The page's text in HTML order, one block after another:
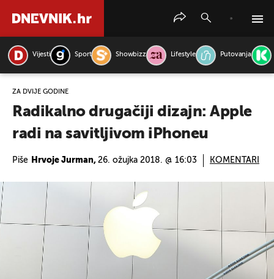
Vijesti Sport Showbizz Lifestyle Putovanja
ZA DVIJE GODINE
Radikalno drugačiji dizajn: Apple
radi na savitljivom iPhoneu
Piše Hrvoje Jurman, 26. ožujka 2018. @ 16:03 KOMENTARI
PRETRAŽITE VIJESTI